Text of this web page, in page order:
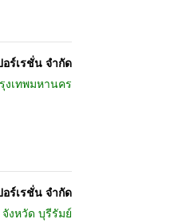
ร์เรชั่น จำกัด
งเทพมหานคร
ร์เรชั่น จำกัด
จังหวัด บุรีรัมย์